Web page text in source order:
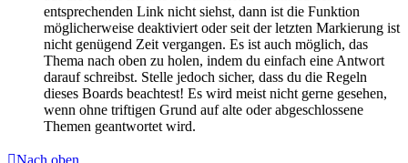
entsprechenden Link nicht siehst, dann ist die Funktion
möglicherweise deaktiviert oder seit der letzten Markierung ist
nicht genügend Zeit vergangen. Es ist auch möglich, das
Thema nach oben zu holen, indem du einfach eine Antwort
darauf schreibst. Stelle jedoch sicher, dass du die Regeln
dieses Boards beachtest! Es wird meist nicht gerne gesehen,
wenn ohne triftigen Grund auf alte oder abgeschlossene
Themen geantwortet wird.
Nach oben